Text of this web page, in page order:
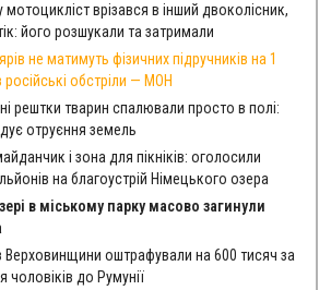
врізався в інший двоколісник,
його розшукали та затримали
не матимуть фізичних підручників на 1
обстріли — МОН
рештки тварин спалювали просто в полі:
отруєння земель
і зона для пікніків: оголосили
на благоустрій Німецького озера
в міському парку масово загинули
Верховинщини оштрафували на 600 тисяч за
чоловіків до Румунії